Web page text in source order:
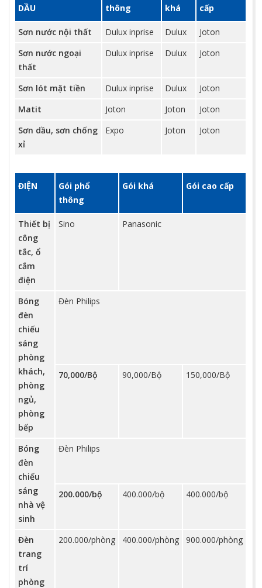
DẦU
thông
khá
cấp
Sơn nước nội thất Dulux inprise Dulux
Joton
Sơn nước ngoại
thất
Dulux inprise Dulux Joton
Sơn lót mặt tiền Dulux inprise Dulux
Joton
Matit
Joton Joton
Joton
Sơn dầu, sơn chống
xỉ
Expo Joton Joton
ĐIỆN
Gói phổ
thông
Gói khá Gói cao cấp
Thiết bị
công
tắc, ổ
cắm
điện
Sino Panasonic
Bóng
đèn
chiếu
sáng
phòng
khách,
phòng
ngủ,
phòng
bếp
Đèn Philips
70,000/Bộ 90,000/Bộ 150,000/Bộ
Bóng
đèn
chiếu
sáng
nhà vệ
sinh
Đèn Philips
200.000/bộ 400.000/bộ 400.000/bộ
Đèn
trang
trí
phòng
200.000/phòng 400.000/phòng 900.000/phòng